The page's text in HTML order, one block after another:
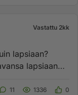
Vastattu 2kk
lapsiaan?
lapsiaan
11 1336 0